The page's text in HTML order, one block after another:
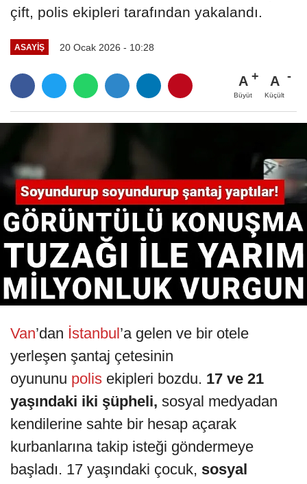
çift, polis ekipleri tarafından yakalandı.
ASAYIŞ 20 Ocak 2026 - 10:28
A
Büyüt
A
Küçült
Van’dan İstanbul’a gelen ve bir otele
yerleşen şantaj çetesinin
oyununu polis ekipleri bozdu. 17 ve 21
yaşındaki iki şüpheli, sosyal medyadan
kendilerine sahte bir hesap açarak
kurbanlarına takip isteği göndermeye
başladı. 17 yaşındaki çocuk, sosyal